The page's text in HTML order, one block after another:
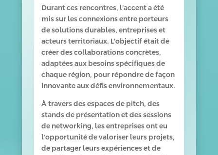
Durant ces rencontres, l’accent a été
mis sur les connexions entre porteurs
de solutions durables, entreprises et
acteurs territoriaux. L’objectif était de
créer des collaborations concrètes,
adaptées aux besoins spécifiques de
chaque région, pour répondre de façon
innovante aux défis environnementaux.
À travers des espaces de pitch, des
stands de présentation et des sessions
de networking, les entreprises ont eu
l’opportunité de valoriser leurs projets,
de partager leurs expériences et de